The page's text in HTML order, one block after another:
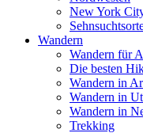
New York
Wandern
Wandern für
Die besten
Wandern in
Wandern in
Wandern in
Trekking